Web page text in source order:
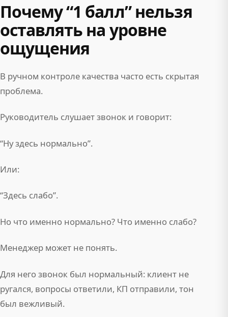
Почему “1 балл” нельзя
оставлять на уровне
ощущения
В ручном контроле качества часто есть скрытая
проблема.
Руководитель слушает звонок и говорит:
“Ну здесь нормально”.
Или:
“Здесь слабо”.
Но что именно нормально? Что именно слабо?
Менеджер может не понять.
Для него звонок был нормальный: клиент не
ругался, вопросы ответили, КП отправили, тон
был вежливый.